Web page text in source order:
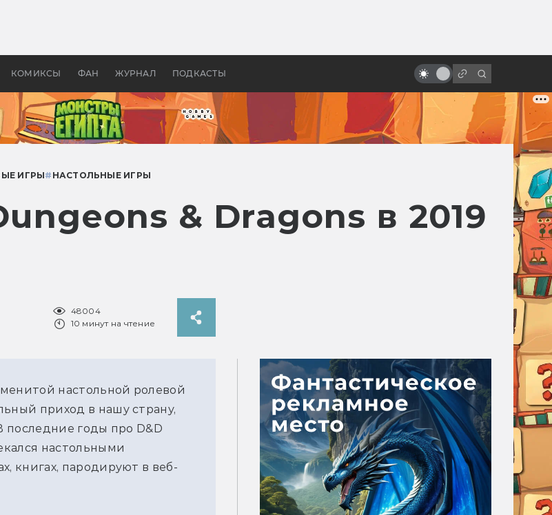
КОМИКСЫ ФАН ЖУРНАЛ ПОДКАСТЫ
Древней Грецией
экранизации DC
ИГРЫ# НАСТОЛЬНЫЕ ИГРЫ
& Dragons в 2019
48004
10 минут на чтение
настольной ролевой
приход в нашу страну,
последние годы про D&D
настольными
книгах, пародируют в веб-